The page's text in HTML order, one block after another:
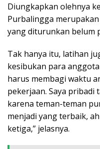
Diungkapkan olehnya
Purbalingga
yang diturunkan belum
Tak hanya itu, latihan
kesibukan para
harus membagi waktu
pekerjaan. Saya pribadi
karena teman-teman
menjadi yang terbaik,
ketiga,” jelasnya.